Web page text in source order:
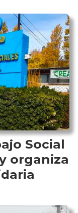
Social
organiza